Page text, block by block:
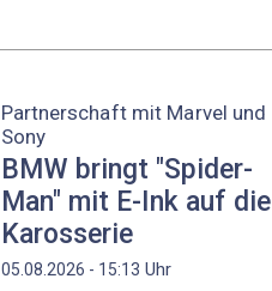
Partnerschaft mit Marvel und
Sony
BMW bringt "Spider-
Man" mit E-Ink auf die
Karosserie
05.08.2026 - 15:13 Uhr